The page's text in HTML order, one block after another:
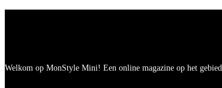
Welkom op MonStyle Mini! Een online magazine op het